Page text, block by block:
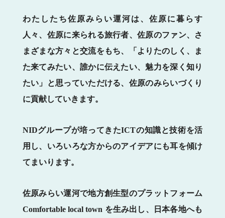
わたしたち佐原みらい運河は、佐原に暮らす
人々、佐原に来られる旅行者、佐原のファン、さ
まざまな方々と交流をもち、「よりたのしく、ま
た来てみたい、誰かに伝えたい、魅力を深く知り
たい」と思っていただける、佐原のみらいづくり
に貢献していきます。
NIDグループが培ってきたICTの知識と技術を活
用し、いろいろな方からのアイデアにも耳を傾け
てまいります。
佐原みらい運河で地方創生型のプラットフォーム
Comfortable local town を生み出し、日本各地へも